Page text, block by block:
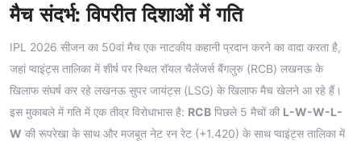
मैच संदर्भ: विपरीत दिशाओं में गति
IPL 2026 सीजन का 50वां मैच एक नाटकीय कहानी प्रदान करने का वादा करता है,
जहां प्वाइंट्स तालिका में शीर्ष पर स्थित रॉयल चैलेंजर्स बैंगलुरु (RCB) लखनऊ के
खिलाफ संघर्ष कर रहे लखनऊ सुपर जायंट्स (LSG) के खिलाफ मैच खेलने आ रहे हैं।
इस मुकाबले में गति में एक तीव्र विरोधाभास है: RCB पिछले 5 मैचों की L-W-W-L-
W की रूपरेखा के साथ और मजबूत नेट रन रेट (+1.420) के साथ प्वाइंट्स तालिका में